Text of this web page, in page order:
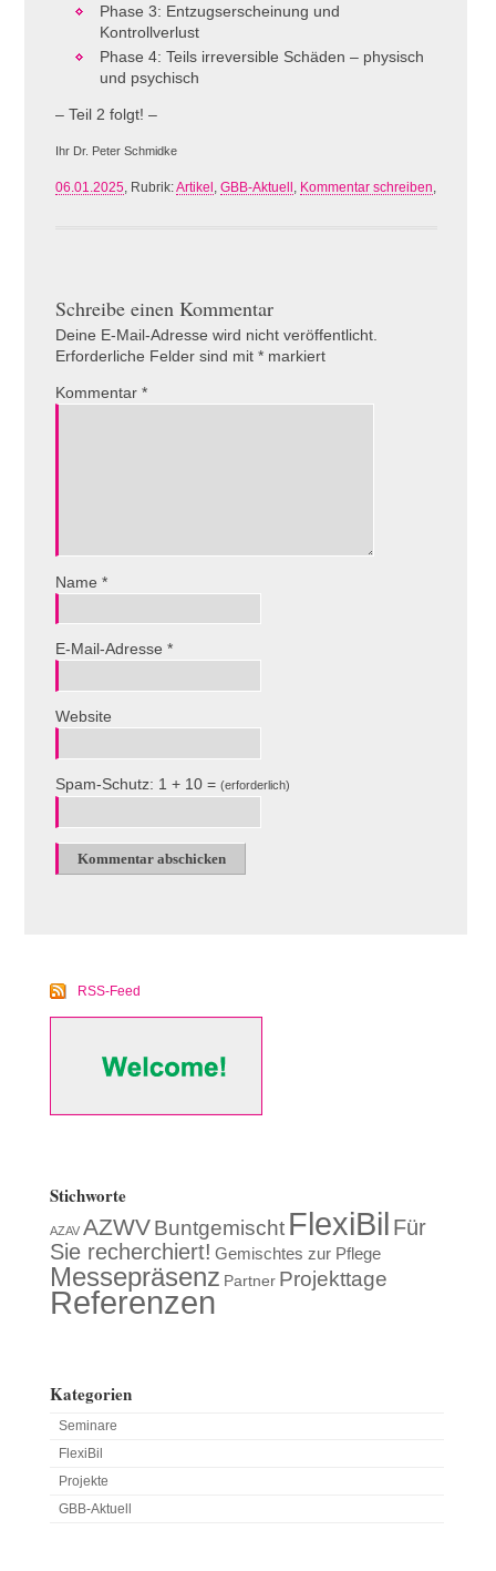
Phase 3: Entzugserscheinung und
Kontrollverlust
Phase 4: Teils irreversible Schäden – physisch
und psychisch
– Teil 2 folgt! –
Ihr Dr. Peter Schmidke
06.01.2025, Rubrik:Artikel GBB-Aktuell Kommentar schreiben
Schreibe einen Kommentar
Deine E-Mail-Adresse wird nicht veröffentlicht.
Erforderliche Felder sind mit *markiert
Kommentar *
Name *
E-Mail-Adresse *
Website
Spam-Schutz: 1 + 10 = (erforderlich)
RSS-Feed
Stichworte
AZAV AZWVBuntgemischt FlexiBil Für
Sie recherchiert! Gemischtes zur Pflege
Messepräsenz Partner Projekttage
Referenzen
Kategorien
Seminare
FlexiBil
Projekte
GBB-Aktuell